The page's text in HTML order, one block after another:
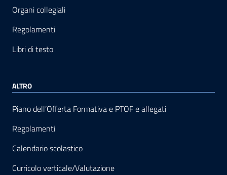
Organi collegiali
Regolamenti
Libri di testo
ALTRO
Piano dell’Offerta Formativa e PTOF e allegati
Regolamenti
Calendario scolastico
Curricolo verticale/Valutazione